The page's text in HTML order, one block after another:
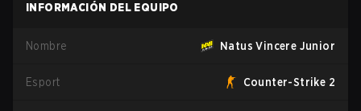
INFORMACIÓN DEL EQUIPO
Nombre Natus Vincere Junior
Esport Counter-Strike 2